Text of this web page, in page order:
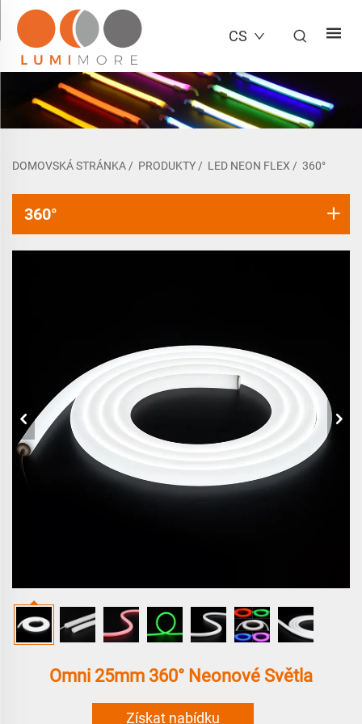
CS
DOMOVSKÁ STRÁNKA / PRODUKTY / LED NEON FLEX / 360°
360°
Omni 25mm 360° Neonové Světla
Získat nabídku